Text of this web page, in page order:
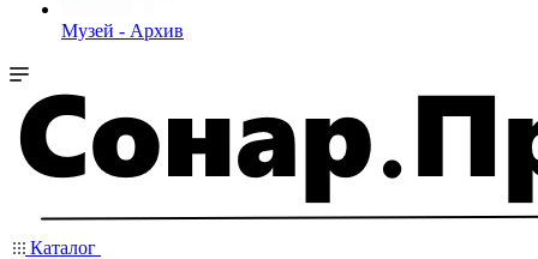
Музей - Архив
Каталог